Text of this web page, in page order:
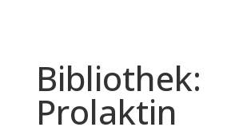
Bibliothek:
Prolaktin